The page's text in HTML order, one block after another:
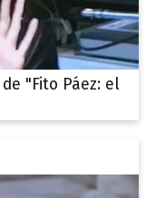
"Fito Páez: el